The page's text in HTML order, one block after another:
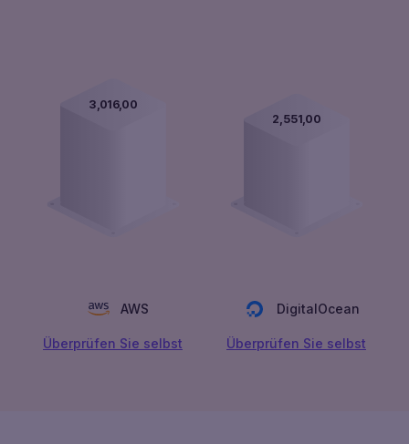
3,016,00
AWS
Überprüfen Sie selbst
2,551,00
DigitalOcean
Überprüfen Sie selbst